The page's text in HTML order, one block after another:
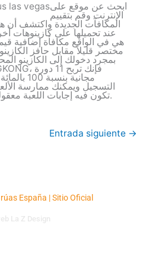
ابحث عن موقع على
الإنترنت وقم بتقييم
المكافآت الجديدة واكتشف أن
مختصر قليلاً مقابل حافز
بمجرد دخولك إلى الكازينو
مجانية
التسجيل ويمكنك ممارسة
تكون فيه إجابات اللعبة معقولة ويمكن أن تكون غير متحيز.
Entrada siguiente →
España | Sitio Oficial